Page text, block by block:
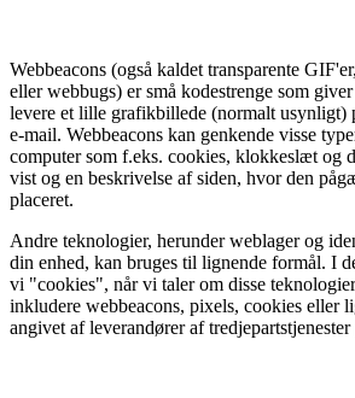
Webbeacons (også kaldet transparente
eller webbugs) er små kodestrenge som
levere et lille grafikbillede (normalt usynligt)
e-mail. Webbeacons kan genkende visse
computer som f.eks. cookies, klokkeslæt og
vist og en beskrivelse af siden, hvor den
placeret.
Andre teknologier, herunder weblager og
din enhed, kan bruges til lignende formål. I
vi "cookies", når vi taler om disse
inkludere webbeacons, pixels, cookies eller
angivet af leverandører af tredjepartstjenester